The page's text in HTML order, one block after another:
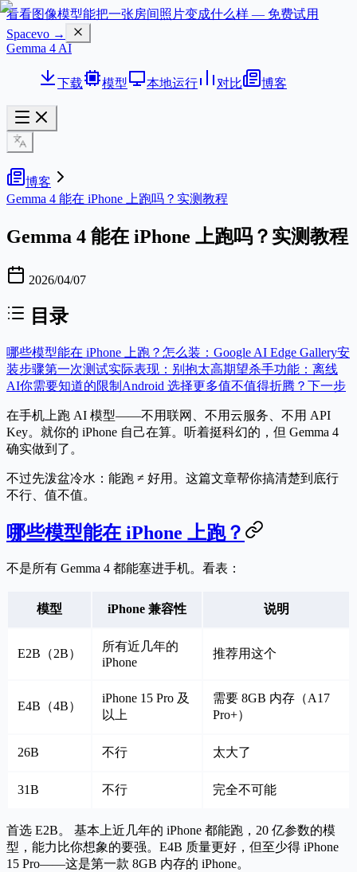
看看图像模型能把一张房间照片变成什么样 — 免费试用
Spacevo →
Gemma 4 AI
下载 模型 本地运行 对比 博客
博客
Gemma 4 能在 iPhone 上跑吗？实测教程
Gemma 4 能在 iPhone 上跑吗？实测教程
2026/04/07
目录
哪些模型能在 iPhone 上跑？ 怎么装：Google AI Edge Gallery安
装步骤第一次测试实际表现：别抱太高期望杀手功能：离线
AI你需要知道的限制 Android 选择更多值不值得折腾？ 下一步
在手机上跑 AI 模型——不用联网、不用云服务、不用 API
Key。就你的 iPhone 自己在算。听着挺科幻的，但 Gemma 4
确实做到了。
不过先泼盆冷水：能跑 ≠ 好用。这篇文章帮你搞清楚到底行
不行、值不值。
哪些模型能在 iPhone 上跑？
不是所有 Gemma 4 都能塞进手机。看表：
模型 iPhone 兼容性 说明
E2B（2B）
所有近几年的
iPhone
推荐用这个
E4B（4B）
iPhone 15 Pro 及
以上
需要 8GB 内存（A17
Pro+）
26B 不行 太大了
31B 不行 完全不可能
首选 E2B。
基本上近几年的 iPhone 都能跑，20 亿参数的模
型，能力比你想象的要强。E4B 质量更好，但至少得 iPhone
15 Pro——这是第一款 8GB 内存的 iPhone。